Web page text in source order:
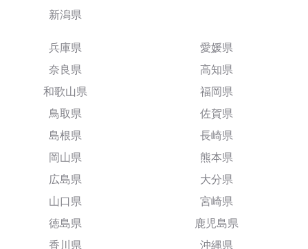
新潟県
兵庫県
奈良県
和歌山県
鳥取県
島根県
岡山県
広島県
山口県
徳島県
香川県
愛媛県
高知県
福岡県
佐賀県
長崎県
熊本県
大分県
宮崎県
鹿児島県
沖縄県